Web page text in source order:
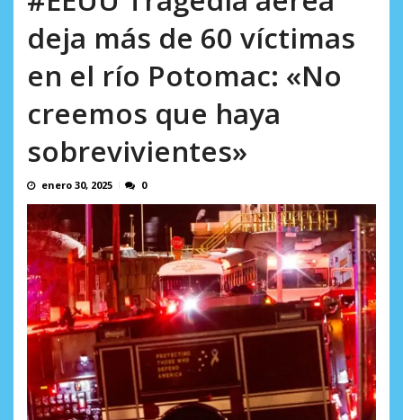
deja más de 60 víctimas
en el río Potomac: «No
creemos que haya
sobrevivientes»
enero 30, 2025 0